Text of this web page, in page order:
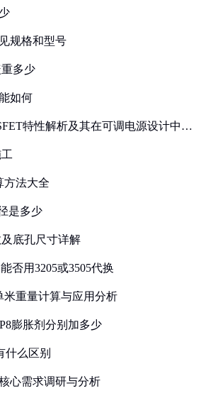
规格和型号
多少
如何
特性解析及其在可调电源设计中的
方法大全
是多少
底孔尺寸详解
否用3205或3505代换
米重量计算与应用分析
膨胀剂分别加多少
什么区别
心需求调研与分析